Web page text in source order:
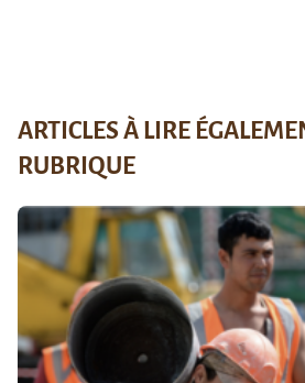
ARTICLES À LIRE
RUBRIQUE